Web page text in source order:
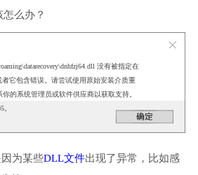
怎么办？
没有被指定在
者它包含错误。请尝试使用原始安装介质重
的系统管理员或软件供应商以获取支持。
为某些DLL文件出现了异常，比如感